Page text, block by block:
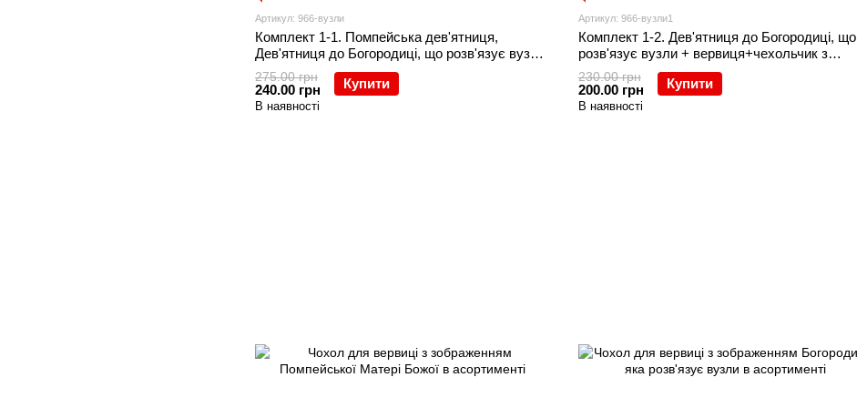
Артикул: 966-вузли
Комплект 1-1. Помпейська дев'ятниця,
Дев'ятниця до Богородиці, що розв'язує вузли
+ вервиця+чехольчик з зображенням
Богородиці, що розв'язує вузли
275.00 грн
240.00 грн Купити
В наявності
Артикул: 966-вузли1
Комплект 1-2. Дев'ятниця до Богородиці, що
розв'язує вузли + вервиця+чехольчик з
зображенням Богородиці, що розв'язує вузли
230.00 грн
200.00 грн Купити
В наявності